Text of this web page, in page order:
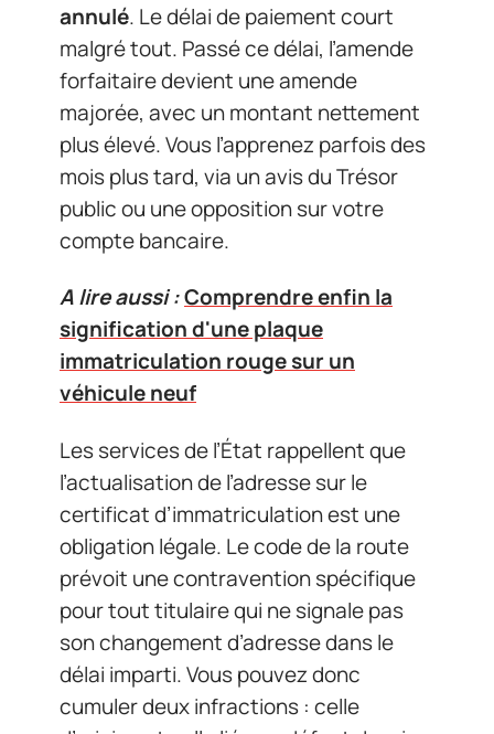
annulé. Le délai de paiement court
malgré tout. Passé ce délai, l’amende
forfaitaire devient une amende
majorée, avec un montant nettement
plus élevé. Vous l’apprenez parfois des
mois plus tard, via un avis du Trésor
public ou une opposition sur votre
compte bancaire.
A lire aussi :Comprendre enfin la
signification d'une plaque
immatriculation rouge sur un
véhicule neuf
Les services de l’État rappellent que
l’actualisation de l’adresse sur le
certificat d’immatriculation est une
obligation légale. Le code de la route
prévoit une contravention spécifique
pour tout titulaire qui ne signale pas
son changement d’adresse dans le
délai imparti. Vous pouvez donc
cumuler deux infractions : celle